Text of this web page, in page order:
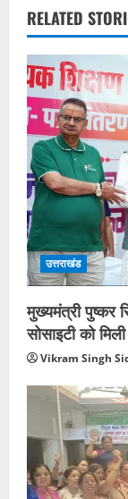
RELATED
उत्तराखंड
मुख्यमंत्री पुष्कर
सोसाइटी को
Vikram Singh